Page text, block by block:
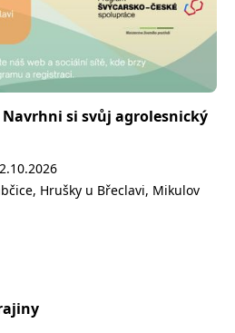
si svůj agrolesnický
Hrušky u Břeclavi, Mikulov